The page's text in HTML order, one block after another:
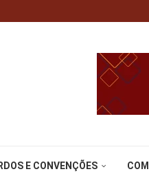
E CONVENÇÕES